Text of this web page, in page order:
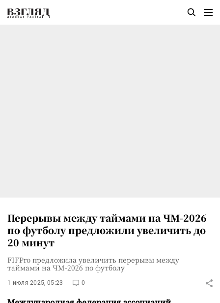
Перерывы между таймами на ЧМ-2026
по футболу предложили увеличить до
20 минут
FIFPro предложила увеличить перерывы между
таймами на ЧМ-2026 по футболу
1 июля 2025, 05:23 0